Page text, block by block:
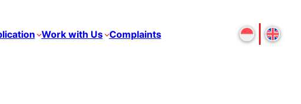
Work with Us Complaints